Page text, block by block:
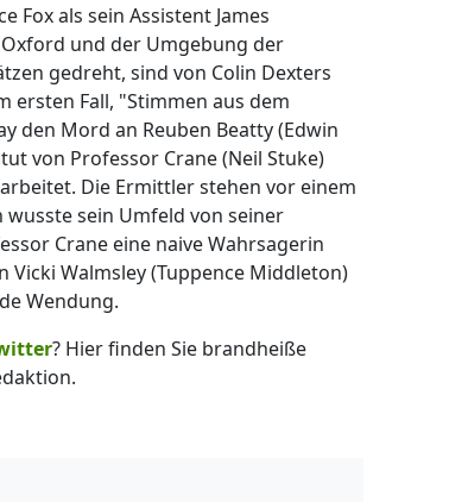
Fox als sein Assistent James
und der Umgebung der
gedreht, sind von Colin Dexters
Fall, "Stimmen aus dem
den Mord an Reuben Beatty (Edwin
von Professor Crane (Neil Stuke)
Die Ermittler stehen vor einem
wusste sein Umfeld von seiner
Crane eine naive Wahrsagerin
Vicki Walmsley (Tuppence Middleton)
Wendung.
? Hier finden Sie brandheiße